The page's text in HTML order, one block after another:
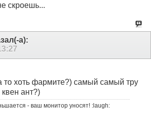
скроешь...
а):
то хоть фармите?) самый самый тру
ант?)
- ваш монитор уносят! :laugh: